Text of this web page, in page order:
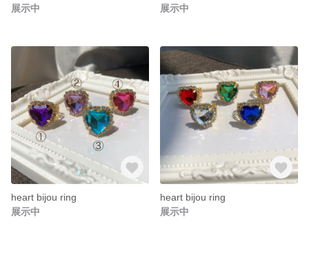
展示中
展示中
heart bijou ring
展示中
heart bijou ring
展示中